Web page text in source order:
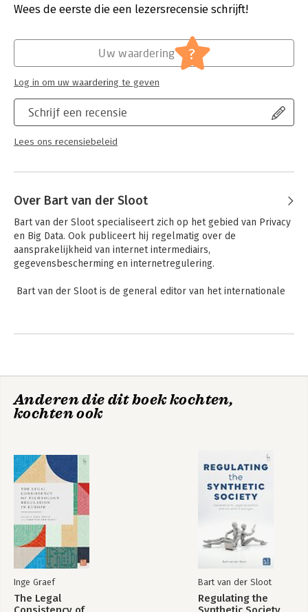
scale data processing alike.
regulation in the Big Data era. The first layer consists of
minimum obligations that are independent of individual
interests and rights. Virtuous agents have to respect the
procedural pre-conditions for the exercise of power. The
second layer echoes the current paradigm, the respect for
individual rights and interests. While the third layer is the
obligation of aspiration: a virtuous agent designs the data
process in such a way that human flourishing, equality and
Verschijningsdatum:
30-6-2017
Staatsrecht - Grondrechten -
Privacy(recht) incl. datalekken
Serie:
Wees de eerste die een lezersrecensie schrijft!
Schrijf een recensie
Lees ons recensiebeleid
Uw waardering ?
Log in om uw waardering te geven
Over Bart van der Sloot
Bart van der Sloot specialiseert zich op het gebied van Privacy
en Big Data. Ook publiceert hij regelmatig over de
aansprakelijkheid van internet intermediairs,
gegevensbescherming en internetregulering.
Cases en de wetschappelijk directeur van het Privacy &
Andere boeken door Bart van der
De Algemene
Verordening
Big Data
Anderen die dit boek kochten,
kochten ook
Inge Graef
The Legal
Bart van der Sloot
Regulating the